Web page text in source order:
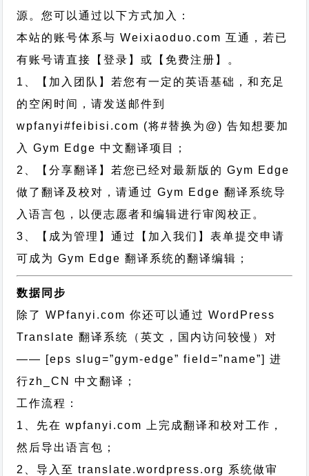
源。您可以通过以下方式加入：
本站的账号体系与Weixiaoduo.com 互通，若已
有账号请直接【登录】或【免费注册】。
1、【加入团队】若您有一定的英语基础，和充足
的空闲时间，请发送邮件到
wpfanyi#feibisi.com (将#替换为@) 告知想要加
入 Gym Edge 中文翻译项目；
2、【分享翻译】若您已经对最新版的 Gym Edge
做了翻译及校对，请通过 Gym Edge 翻译系统导
入语言包，以便志愿者和编辑进行审阅校正。
3、【成为管理】通过【加入我们】表单提交申请
可成为 Gym Edge 翻译系统的翻译编辑；
数据同步
除了 WPfanyi.com 你还可以通过WordPress
Translate 翻译系统（英文，国内访问较慢）对
—— [eps slug=”gym-edge” field=”name”]进
行zh_CN
中文翻译；
工作流程：
1、先在 wpfanyi.com 上完成翻译和校对工作，
然后导出语言包；
2、导入至 translate.wordpress.org 系统做审